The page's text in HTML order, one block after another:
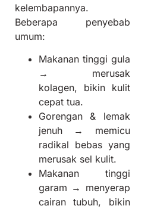
kelembapannya.
Beberapa penyebab
umum:
Makanan tinggi gula
→ merusak
kolagen, bikin kulit
cepat tua.
Gorengan & lemak
jenuh → memicu
radikal bebas yang
merusak sel kulit.
Makanan tinggi
garam → menyerap
cairan tubuh, bikin